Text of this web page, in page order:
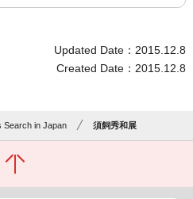
Updated Date：2015.12.8
Created Date：2015.12.8
Search in Japan 須飼秀和展